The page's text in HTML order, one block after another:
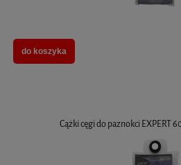
do koszyka
Cążki cęgi do paznokci EXPERT